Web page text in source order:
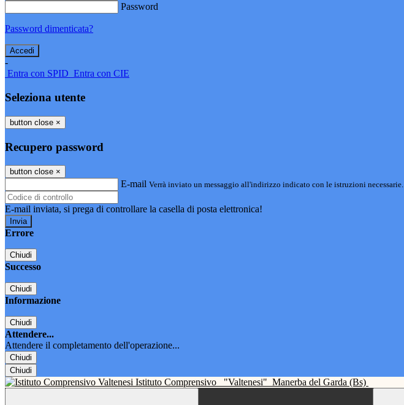
Password
Password dimenticata?
-
Entra con SPID Entra con CIE
Seleziona utente
button close ×
Recupero password
button close ×
E-mail Verrà inviato un messaggio all'indirizzo indicato con le istruzioni necessarie.
E-mail inviata, si prega di controllare la casella di posta elettronica!
Errore
Chiudi
Successo
Chiudi
Informazione
Chiudi
Attendere...
Attendere il completamento dell'operazione...
Chiudi
Chiudi
Istituto Comprensivo "Valtenesi" Manerba del Garda (Bs)